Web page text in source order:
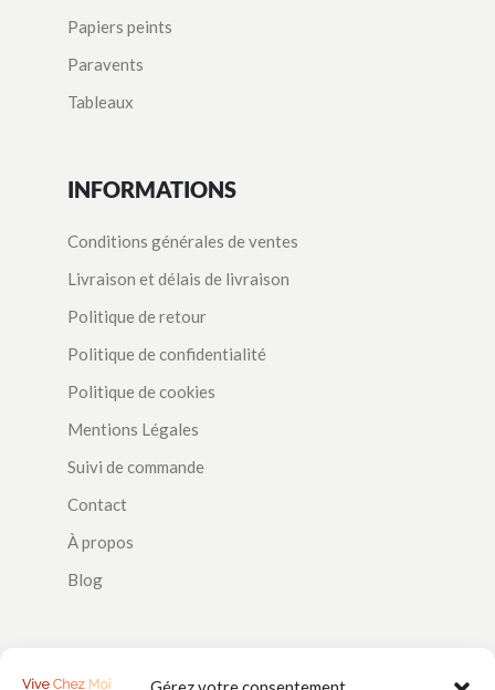
Papiers peints
Paravents
Tableaux
INFORMATIONS
Conditions générales de ventes
Livraison et délais de livraison
Politique de retour
Politique de confidentialité
Politique de cookies
Mentions Légales
Suivi de commande
Contact
À propos
Blog